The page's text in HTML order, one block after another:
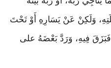
وَلَكِنْ عَنْ يَسَارِهِ أَوْ تَحْتَ
فِيهِ، وَرَدَّ بَعْضَهُ على